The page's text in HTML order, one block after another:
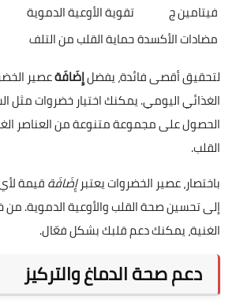
فيتامين ج
تقوية الأوعية الدموية
مضادات الأكسدةحماية القلب من التلف
لتحقيق أقصى فائدة، يفضلإِضَافَةعصير
الغذائي اليومي. يمكنك اختيار خضروات مثل
الحصول على مجموعة متنوعة من العناصر
القلب.
باختصار، عصير الخضروات يعتبرإِضَافَةقيمة
إلى تحسين صحة القلب والأوعية الدموية. من
الغنية، يمكنك دعم قلبك بشكل فعّال.
دعم صحة الدماغ والتركيز